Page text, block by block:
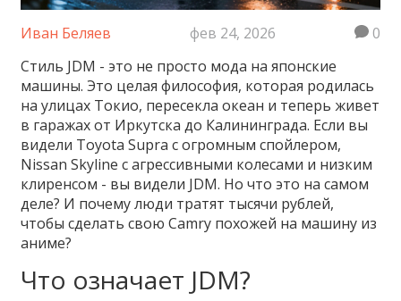
Иван Беляев фев 24, 2026
0
Стиль JDM - это не просто мода на японские
машины. Это целая философия, которая родилась
на улицах Токио, пересекла океан и теперь живет
в гаражах от Иркутска до Калининграда. Если вы
видели Toyota Supra с огромным спойлером,
Nissan Skyline с агрессивными колесами и низким
клиренсом - вы видели JDM. Но что это на самом
деле? И почему люди тратят тысячи рублей,
чтобы сделать свою Camry похожей на машину из
аниме?
Что означает JDM?